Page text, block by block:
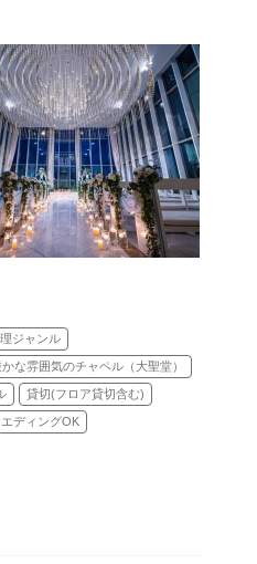
ジャンル
かな雰囲気のチャペル（大聖堂）
貸切(フロア貸切含む)
ディングOK